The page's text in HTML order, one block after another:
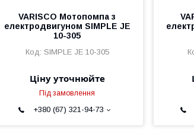
VARISCO Мотопомпа з
електродвигуном SIMPLE JE
10-305
SIMPLE JE 10-305
Ціну уточнюйте
Під замовлення
+380 (67) 321-94-73